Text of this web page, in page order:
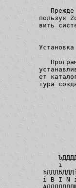
Прежде
пользуя
вить
ет
тура
і
і B I N